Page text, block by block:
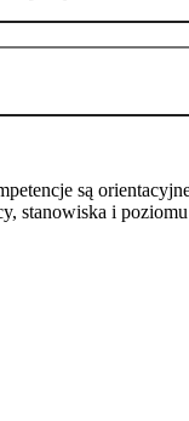
są
stanowiska i